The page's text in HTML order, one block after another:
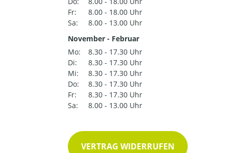
Fr:
8.00 - 18.00 Uhr
Sa:
8.00 - 13.00 Uhr
November - Februar
Mo:
8.30 - 17.30 Uhr
Di:
8.30 - 17.30 Uhr
Mi:
8.30 - 17.30 Uhr
Do:
8.30 - 17.30 Uhr
Fr:
8.30 - 17.30 Uhr
Sa:
8.00 - 13.00 Uhr
VERTRAG WIDERRUFEN